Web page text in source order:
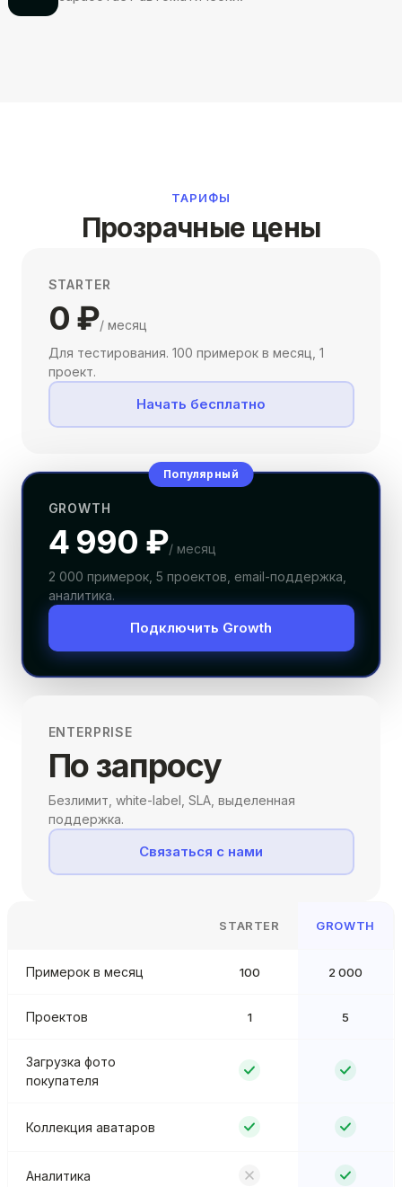
ТАРИФЫ
Прозрачные цены
STARTER
0 ₽/ месяц
Для тестирования. 100 примерок в месяц, 1
проект.
Начать бесплатно
Популярный
GROWTH
4 990 ₽/ месяц
2 000 примерок, 5 проектов, email-поддержка,
аналитика.
Подключить Growth
ENTERPRISE
По запросу
Безлимит, white-label, SLA, выделенная
поддержка.
Связаться с нами
STARTER GROWTH
Примерок в месяц 100 2 000
Проектов 1 5
Загрузка фото
покупателя
Коллекция аватаров
Аналитика